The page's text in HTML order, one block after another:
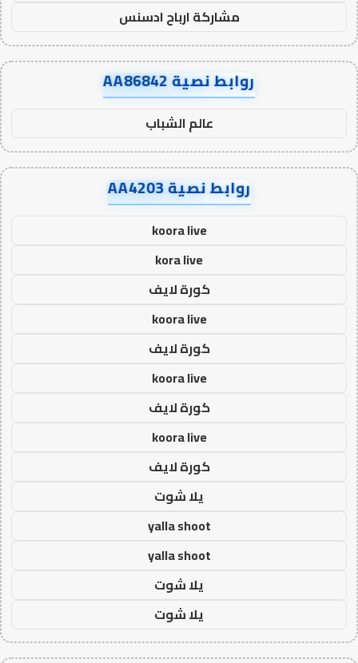
مشاركة ارباح ادسنس
روابط نصية AA86842
عالم الشباب
روابط نصية AA4203
koora live
kora live
كورة لايف
koora live
كورة لايف
koora live
كورة لايف
koora live
كورة لايف
يلا شوت
yalla shoot
yalla shoot
يلا شوت
يلا شوت